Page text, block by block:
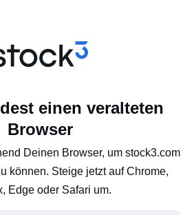
einen veralteten
Browser
Deinen Browser, um stock3.com
können. Steige jetzt auf Chrome,
Edge oder Safari um.